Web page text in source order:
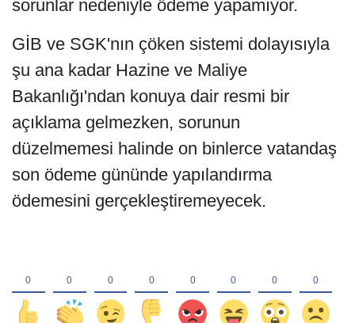
sorunlar nedeniyle ödeme yapamıyor.
GİB ve SGK'nın çöken sistemi dolayısıyla
şu ana kadar Hazine ve Maliye
Bakanlığı'ndan konuya dair resmi bir
açıklama gelmezken, sorunun
düzelmemesi halinde on binlerce vatandaş
son ödeme gününde yapılandırma
ödemesini gerçekleştiremeyecek.